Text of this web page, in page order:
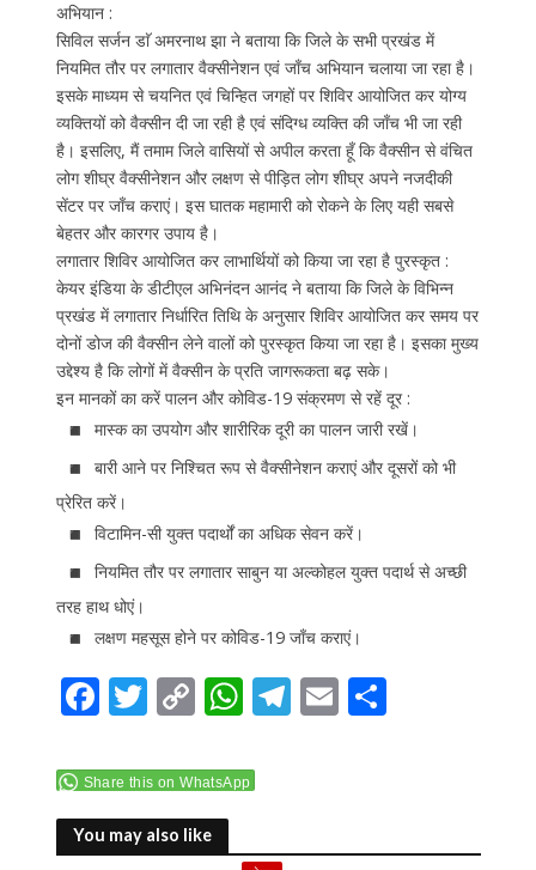
अभियान :
सिविल सर्जन डाॅ अमरनाथ झा ने बताया कि जिले के सभी प्रखंड में
नियमित तौर पर लगातार वैक्सीनेशन एवं जाँच अभियान चलाया जा रहा है।
इसके माध्यम से चयनित एवं चिन्हित जगहों पर शिविर आयोजित कर योग्य
व्यक्तियों को वैक्सीन दी जा रही है एवं संदिग्ध व्यक्ति की जाँच भी जा रही
है। इसलिए, मैं तमाम जिले वासियों से अपील करता हूँ कि वैक्सीन से वंचित
लोग शीघ्र वैक्सीनेशन और लक्षण से पीड़ित लोग शीघ्र अपने नजदीकी
सेंटर पर जाँच कराएं। इस घातक महामारी को रोकने के लिए यही सबसे
बेहतर और कारगर उपाय है।
लगातार शिविर आयोजित कर लाभार्थियों को किया जा रहा है पुरस्कृत :
केयर इंडिया के डीटीएल अभिनंदन आनंद ने बताया कि जिले के विभिन्न
प्रखंड में लगातार निर्धारित तिथि के अनुसार शिविर आयोजित कर समय पर
दोनों डोज की वैक्सीन लेने वालों को पुरस्कृत किया जा रहा है। इसका मुख्य
उद्देश्य है कि लोगों में वैक्सीन के प्रति जागरूकता बढ़ सके।
इन मानकों का करें पालन और कोविड-19 संक्रमण से रहें दूर :
मास्क का उपयोग और शारीरिक दूरी का पालन जारी रखें।
बारी आने पर निश्चित रूप से वैक्सीनेशन कराएं और दूसरों को भी
प्रेरित करें।
विटामिन-सी युक्त पदार्थों का अधिक सेवन करें।
नियमित तौर पर लगातार साबुन या अल्कोहल युक्त पदार्थ से अच्छी
तरह हाथ धोएं।
लक्षण महसूस होने पर कोविड-19 जाँच कराएं।
F
e
b
o
T
itt
er
C
p
y
Li
W
at
A
T
a
E S
Share this on WhatsApp
You may also like